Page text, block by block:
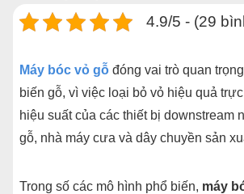
4.9/5 - (29
Máy bóc vỏ gỗ đóng vai trò quan
biến gỗ, vì việc loại bỏ vỏ hiệu quả
hiệu suất của các thiết bị downstream
gỗ, nhà máy cưa và dây chuyền sản
Trong số các mô hình phổ biến, máy